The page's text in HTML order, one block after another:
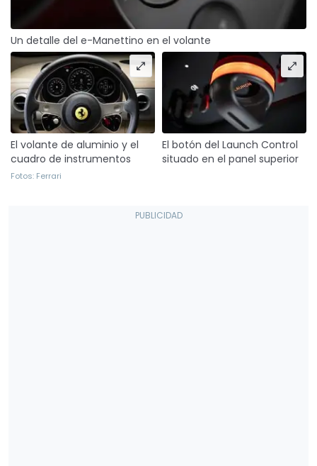
Un detalle del e-Manettino en el volante
El volante de aluminio y el
cuadro de instrumentos
El botón del Launch Control
situado en el panel superior
Fotos: Ferrari